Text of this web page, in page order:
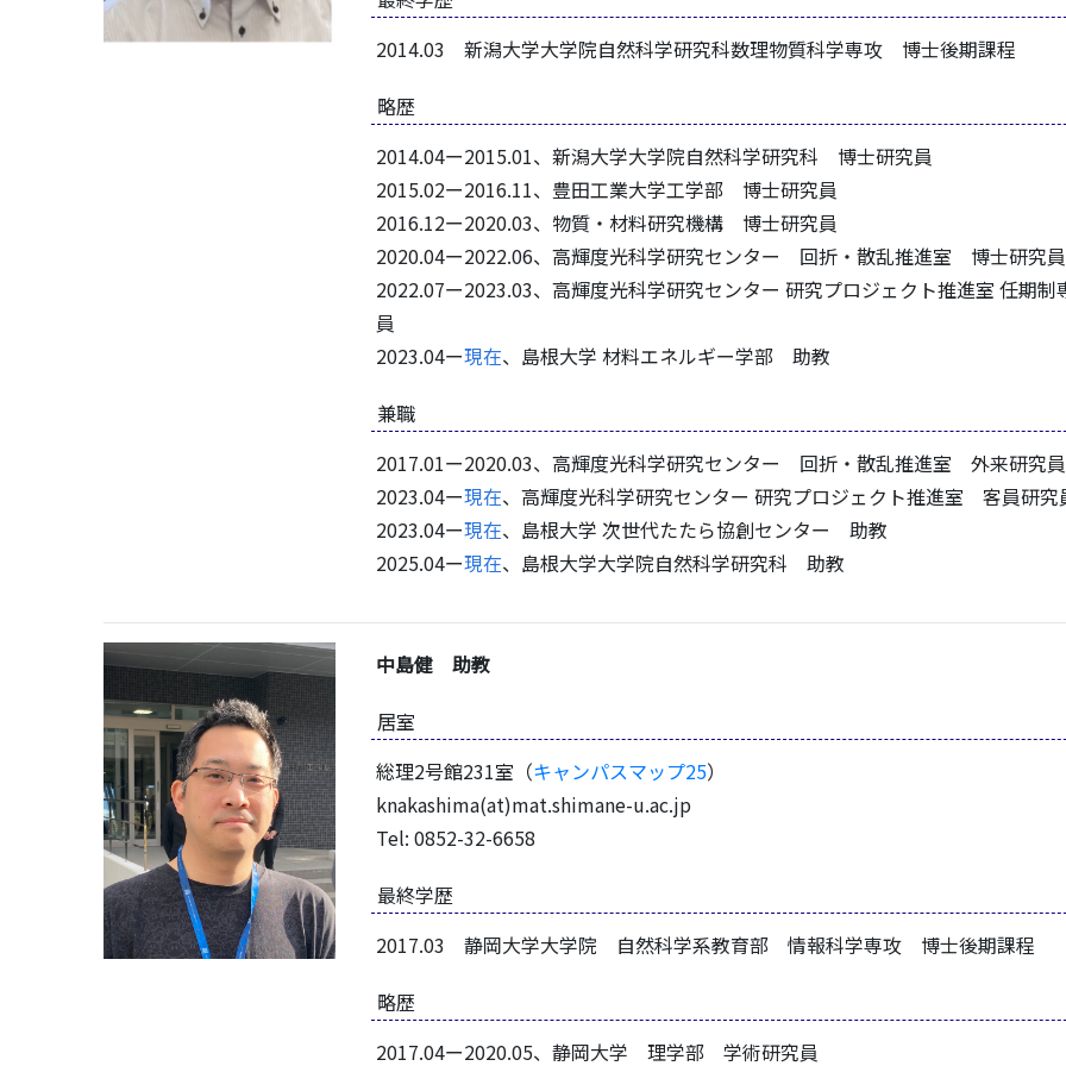
2014.03 新潟大学大学院自然科学研究科数理物質科学専攻 博士後期課程
略歴
2014.04ー2015.01、新潟大学大学院自然科学研究科 博士研究員
2015.02ー2016.11、豊田工業大学工学部 博士研究員
2016.12ー2020.03、物質・材料研究機構 博士研究員
2020.04ー2022.06、高輝度光科学研究センター 回折・散乱推進室 博士研究員
2022.07ー2023.03、高輝度光科学研究センター 研究プロジェクト推進室 任期制
員
2023.04ー現在、島根大学 材料エネルギー学部 助教
兼職
2017.01ー2020.03、高輝度光科学研究センター 回折・散乱推進室 外来研究員
2023.04ー現在、高輝度光科学研究センター 研究プロジェクト推進室 客員研究
2023.04ー現在、島根大学 次世代たたら協創センター 助教
2025.04ー現在、島根大学大学院自然科学研究科 助教
中島健 助教
居室
総理2号館231室（キャンパスマップ25）
knakashima(at)mat.shimane-u.ac.jp
Tel: 0852-32-6658
最終学歴
2017.03 静岡大学大学院 自然科学系教育部 情報科学専攻 博士後期課程
略歴
2017.04ー2020.05、静岡大学 理学部 学術研究員